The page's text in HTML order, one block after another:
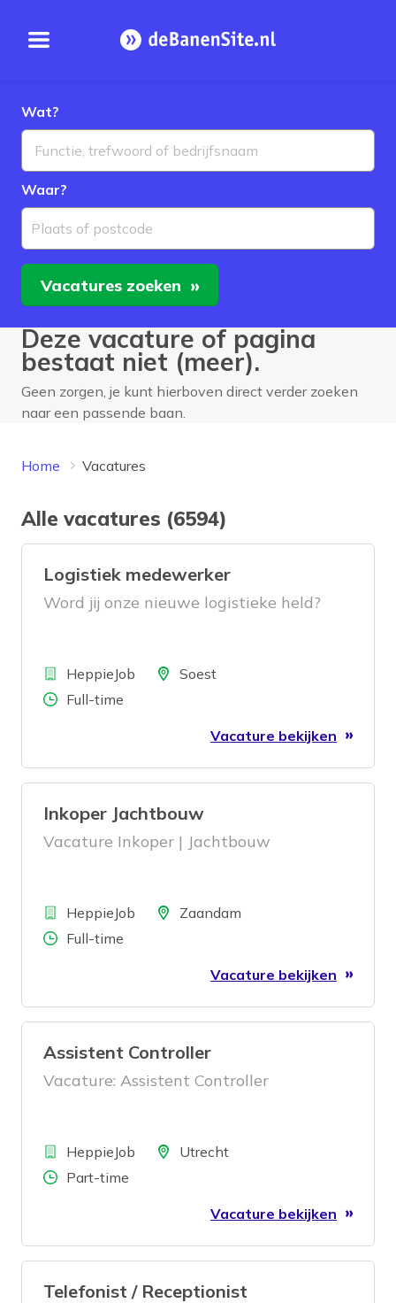
Open menu Homepage
Wat?
Waar?
Plaats of postcode
Vacatures zoeken
Deze vacature of pagina
bestaat niet (meer).
Geen zorgen, je kunt hierboven direct verder zoeken
naar een passende baan.
Home Vacatures
Alle vacatures (6594)
Logistiek medewerker
Word jij onze nieuwe logistieke held?
BedrijfHeppieJob LocatieSoest
Aantal uren
Full-time
Vacature bekijken
Inkoper Jachtbouw
Vacature Inkoper | Jachtbouw
BedrijfHeppieJob LocatieZaandam
Aantal uren
Full-time
Vacature bekijken
Assistent Controller
Vacature: Assistent Controller
BedrijfHeppieJob LocatieUtrecht
Aantal uren
Part-time
Vacature bekijken
Telefonist / Receptionist